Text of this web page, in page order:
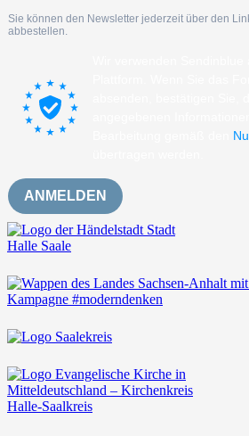
Sie können den Newsletter jederzeit über den
abbestellen.
ANMELDEN